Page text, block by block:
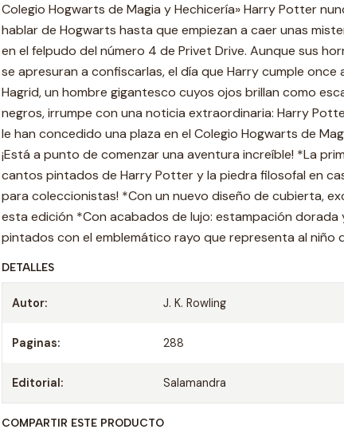
Colegio Hogwarts de Magia y Hechicería» Harry Potter
hablar de Hogwarts hasta que empiezan a caer unas
en el felpudo del número 4 de Privet Drive. Aunque sus
se apresuran a confiscarlas, el día que Harry cumple once
Hagrid, un hombre gigantesco cuyos ojos brillan como
negros, irrumpe con una noticia extraordinaria: Harry
le han concedido una plaza en el Colegio Hogwarts de
¡Está a punto de comenzar una aventura increíble! *La
cantos pintados de Harry Potter y la piedra filosofal en
para coleccionistas! *Con un nuevo diseño de cubierta,
esta edición *Con acabados de lujo: estampación dorada
pintados con el emblemático rayo que representa al niño
DETALLES
Autor: J. K. Rowling
Paginas: 288
Editorial: Salamandra
COMPARTIR ESTE PRODUCTO